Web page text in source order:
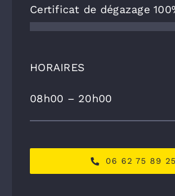
Certificat de dégazage
HORAIRES
08h00 – 20h00
06 62 75 89 25